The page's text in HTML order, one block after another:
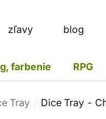
zľavy blog
farbenie RPG
Tray Dice Tray -